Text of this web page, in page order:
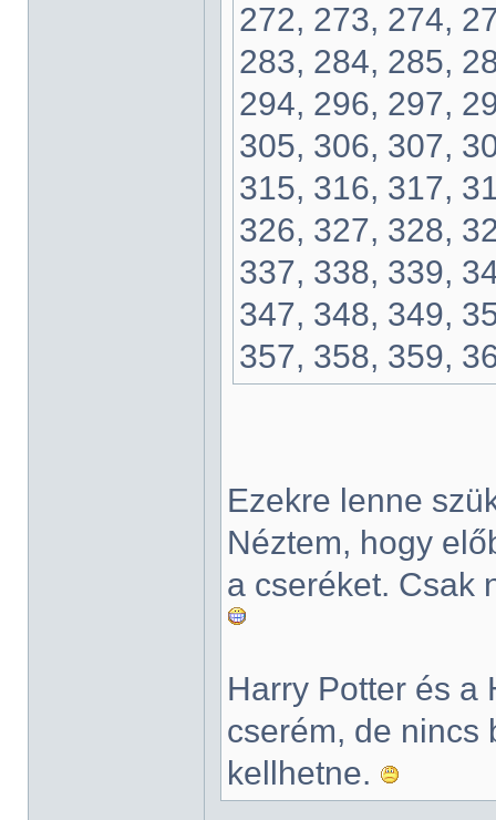
272, 273, 274,
283, 284, 285,
294, 296, 297,
305, 306, 307,
315, 316, 317,
326, 327, 328,
337, 338, 339,
347, 348, 349,
357, 358, 359,
Ezekre lenne
Néztem, hogy
a cseréket. Csak
Harry Potter és a
cserém, de nincs
kellhetne.